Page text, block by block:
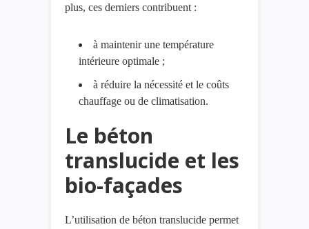
plus, ces derniers contribuent :
à maintenir une température
intérieure optimale ;
à réduire la nécessité et le coûts
chauffage ou de climatisation.
Le béton
translucide et les
bio-façades
L’utilisation de béton translucide permet